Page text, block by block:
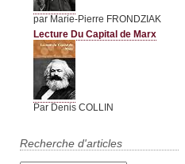
par Marie-Pierre FRONDZIAK
Lecture Du Capital de Marx
Par Denis COLLIN
Recherche d'articles